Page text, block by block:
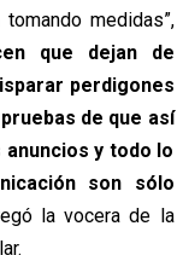
medidas”,
que dejan de
perdigones
de que así
y todo lo
son sólo
la vocera de la